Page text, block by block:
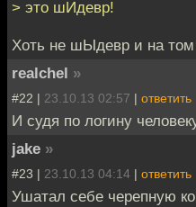
> это шИдевр!
Хоть не шЫдевр и на том
realchel »
#22 | 23.10.13 02:57 | ответить
И судя по логину
jake »
#23 | 23.10.13 04:14 | ответить
Ушатал себе черепную